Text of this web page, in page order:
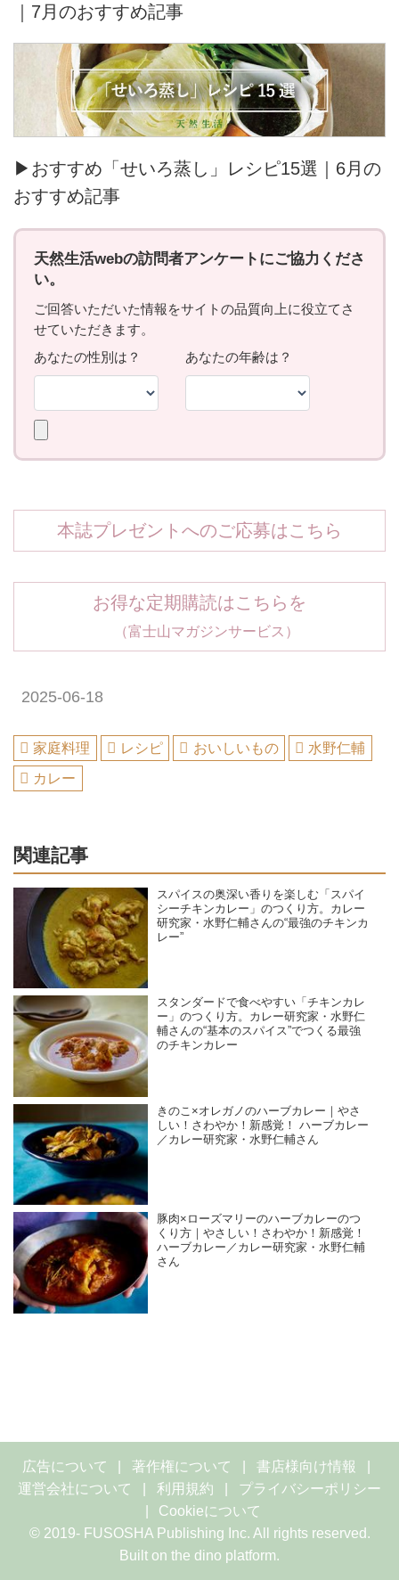
｜7月のおすすめ記事
▶おすすめ「せいろ蒸し」レシピ15選｜6月の
おすすめ記事
本誌プレゼントへのご応募はこちら
お得な定期購読はこちらを
（富士山マガジンサービス）
2025-06-18
家庭料理 レシピ おいしいもの
水野仁輔
カレー
関連記事
スパイスの奥深い香りを楽しむ「スパイ
シーチキンカレー」のつくり方。カレー
研究家・水野仁輔さんの“最強のチキンカ
レー”
スタンダードで食べやすい「チキンカレ
ー」のつくり方。カレー研究家・水野仁
輔さんの“基本のスパイス”でつくる最強
のチキンカレー
きのこ×オレガノのハーブカレー｜やさ
しい！さわやか！新感覚！ ハーブカレー
／カレー研究家・水野仁輔さん
豚肉×ローズマリーのハーブカレーのつ
くり方｜やさしい！さわやか！新感覚！
ハーブカレー／カレー研究家・水野仁輔
さん
広告について 著作権について
書店様向け情報
運営会社について
利用規約
プライバシーポリシー
Cookieについて
© 2019- FUSOSHA Publishing Inc. All rights reserved.
Built on the dino platform.